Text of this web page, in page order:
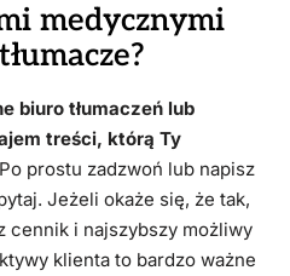
medycznymi
biuro tłumaczeń lub
treści, którą Ty
prostu zadzwoń lub napisz
Jeżeli okaże się, że tak,
cennik i najszybszy możliwy
klienta to bardzo ważne